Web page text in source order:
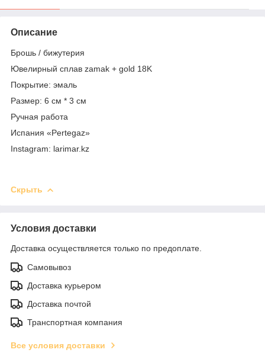
Описание
Брошь / бижутерия
Ювелирный сплав zamak + gold 18K
Покрытие: эмаль
Размер: 6 см * 3 см
Ручная работа
Испания «Pertegaz»
Instagram: larimar.kz
Скрыть
Условия доставки
Доставка осуществляется только по предоплате.
Самовывоз
Доставка курьером
Доставка почтой
Транспортная компания
Все условия доставки